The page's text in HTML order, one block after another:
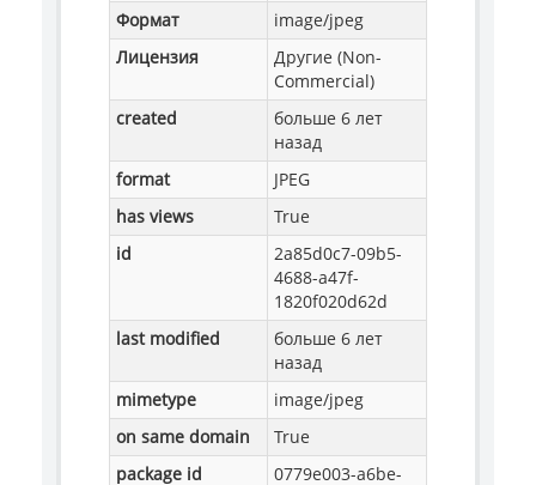
Формат
image/jpeg
Лицензия
Другие (Non-
Commercial)
created
больше 6 лет
назад
format
JPEG
has views
True
id
2a85d0c7-09b5-
4688-a47f-
1820f020d62d
last modified
больше 6 лет
назад
mimetype
image/jpeg
on same domain
True
package id
0779e003-a6be-